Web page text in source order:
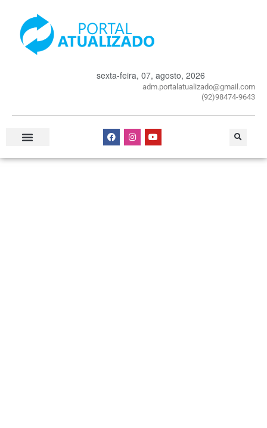
sexta-feira, 07, agosto, 2026
adm.portalatualizado@gmail.com
(92)98474-9643